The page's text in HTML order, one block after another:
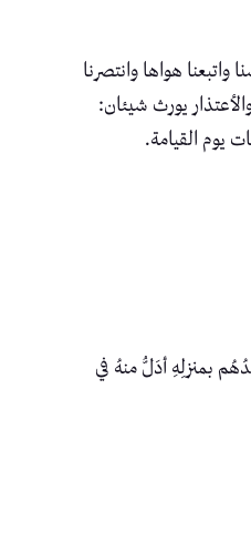
هواها وانتصرنا
يورث شيئان:
يوم القيامة.
بمنزلِهِ أدَلُّ منهُ في